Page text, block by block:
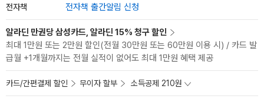
전자책 전자책 출간알림 신청
알라딘 만권당 삼성카드, 알라딘 15% 청구 할인
최대 1만원 또는 2만원 할인(전월 30만원 또는 60만원 이용 시) / 카드 발
급월 +1개월까지는 전월 실적이 없어도 최대 1만원 혜택 제공
카드/간편결제 할인 무이자 할부 소득공제 210원